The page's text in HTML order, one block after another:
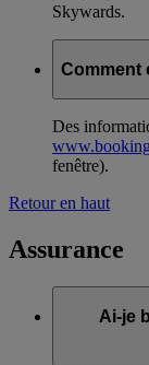
Skywards.
Comment
Des
fenêtre).
Retour en haut
Assurance
Ai-je